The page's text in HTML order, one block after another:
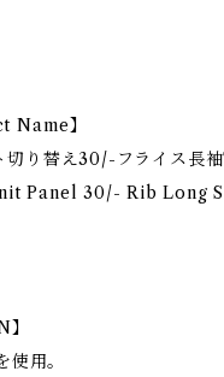
Name】
切り替え30/-フライス長
Panel 30/- Rib Long
用。